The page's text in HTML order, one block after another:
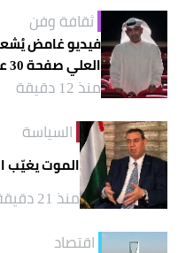
ثقافة وفن
فيديو غامض
العلي صفحة 30 عاماً؟
منذ 12 دقيقة
السياسة
الموت يغيّب
منذ 21 دقيقة
اقتصاد